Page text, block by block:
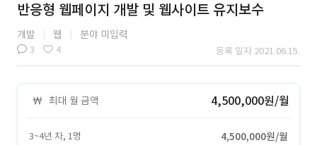
반응형 웹페이지 개발 및 웹사이트 유지보수
개발 웹 분야 미입력
3 4 등록 일자 2021.06.15.
최대 월 금액 4,500,000원/월
3~4년 차, 1명 4,500,000원/월